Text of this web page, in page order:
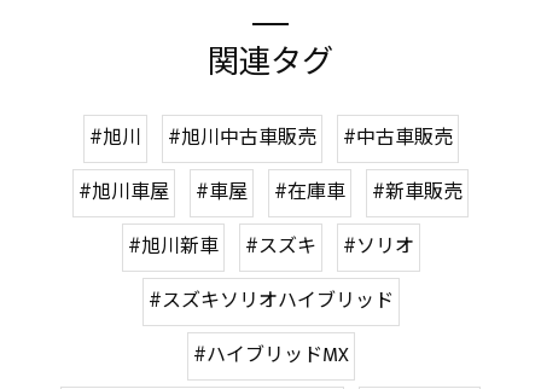
関連タグ
#旭川 #旭川中古車販売
#中古車販売
#旭川車屋
#車屋 #在庫車
#新車販売
#旭川新車
#スズキ
#ソリオ
#スズキソリオハイブリッド
#ハイブリッドMX